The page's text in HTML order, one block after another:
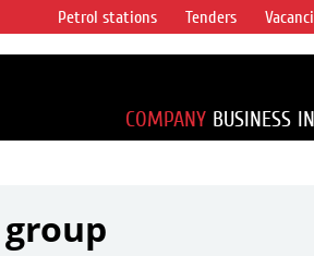
for
proved
Petrol stations Tenders
COMPANY BUSINESS